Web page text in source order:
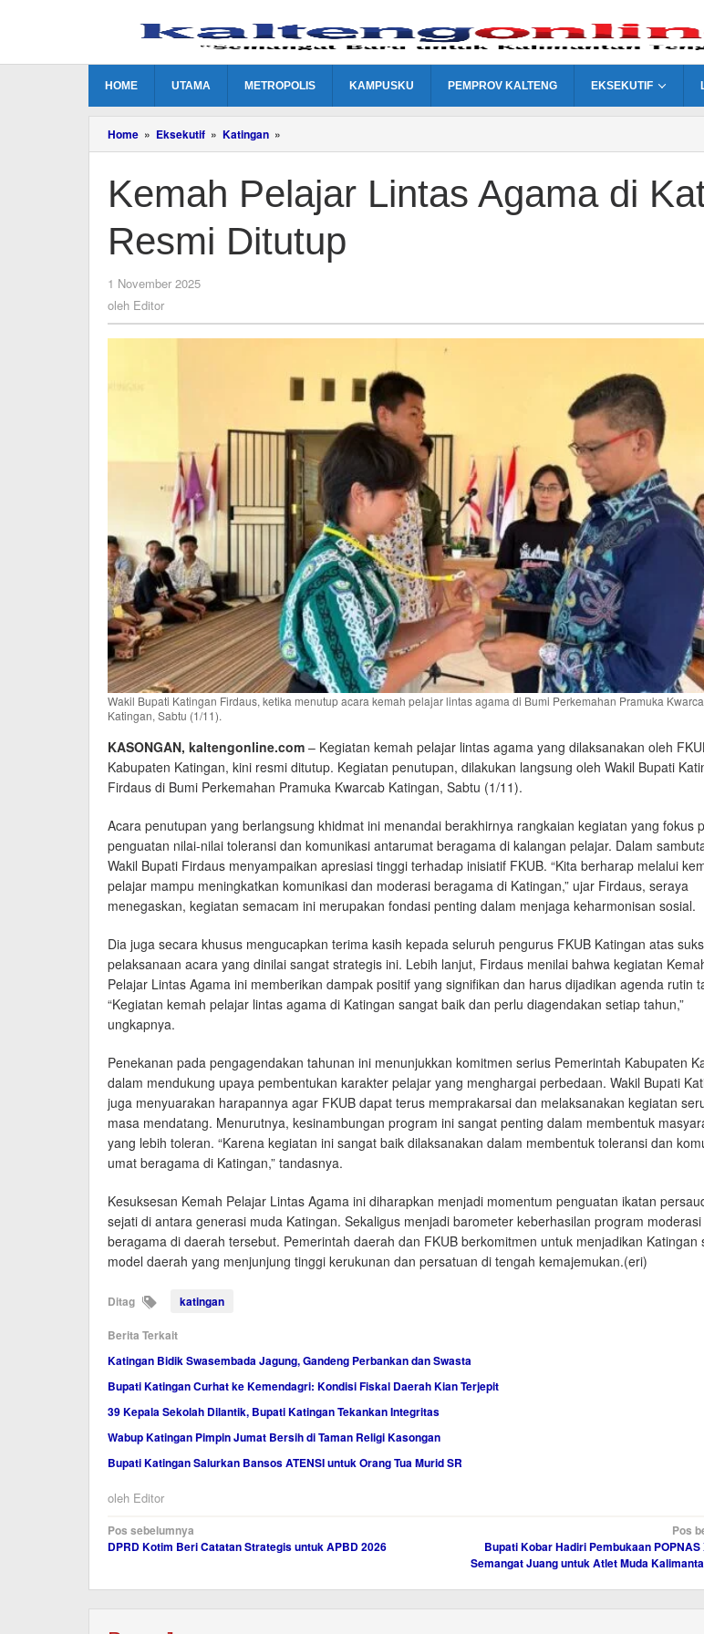
HOME UTAMA METROPOLIS KAMPUSKU PEMPROV KALTENG EKSEKUTIF
Home » Eksekutif » Katingan »
Pelajar
Agama
di
Katingan
Resmi
Ditutup
Kemah Pelajar Lintas Agama di
Resmi Ditutup
1 November 2025
oleh Editor
Wakil Bupati Katingan Firdaus, ketika menutup acara kemah pelajar lintas agama di Bumi Perkemahan Pramuka
Katingan, Sabtu (1/11).
KASONGAN, kaltengonline.com – Kegiatan kemah pelajar lintas agama yang dilaksanakan oleh
Kabupaten Katingan, kini resmi ditutup. Kegiatan penutupan, dilakukan langsung oleh Wakil Bupati
Firdaus di Bumi Perkemahan Pramuka Kwarcab Katingan, Sabtu (1/11).
Acara penutupan yang berlangsung khidmat ini menandai berakhirnya rangkaian kegiatan yang fokus
penguatan nilai-nilai toleransi dan komunikasi antarumat beragama di kalangan pelajar. Dalam
Wakil Bupati Firdaus menyampaikan apresiasi tinggi terhadap inisiatif FKUB. “Kita berharap melalui
pelajar mampu meningkatkan komunikasi dan moderasi beragama di Katingan,” ujar Firdaus, seraya
menegaskan, kegiatan semacam ini merupakan fondasi penting dalam menjaga keharmonisan sosial.
Dia juga secara khusus mengucapkan terima kasih kepada seluruh pengurus FKUB Katingan atas
pelaksanaan acara yang dinilai sangat strategis ini. Lebih lanjut, Firdaus menilai bahwa kegiatan
Pelajar Lintas Agama ini memberikan dampak positif yang signifikan dan harus dijadikan agenda rutin
“Kegiatan kemah pelajar lintas agama di Katingan sangat baik dan perlu diagendakan setiap tahun,”
ungkapnya.
Penekanan pada pengagendakan tahunan ini menunjukkan komitmen serius Pemerintah Kabupaten
dalam mendukung upaya pembentukan karakter pelajar yang menghargai perbedaan. Wakil Bupati
juga menyuarakan harapannya agar FKUB dapat terus memprakarsai dan melaksanakan kegiatan
masa mendatang. Menurutnya, kesinambungan program ini sangat penting dalam membentuk
yang lebih toleran. “Karena kegiatan ini sangat baik dilaksanakan dalam membentuk toleransi dan
umat beragama di Katingan,” tandasnya.
Kesuksesan Kemah Pelajar Lintas Agama ini diharapkan menjadi momentum penguatan ikatan
sejati di antara generasi muda Katingan. Sekaligus menjadi barometer keberhasilan program moderasi
beragama di daerah tersebut. Pemerintah daerah dan FKUB berkomitmen untuk menjadikan Katingan
model daerah yang menjunjung tinggi kerukunan dan persatuan di tengah kemajemukan.(eri)
Ditag katingan
Berita Terkait
Katingan Bidik Swasembada Jagung, Gandeng Perbankan dan Swasta
Bupati Katingan Curhat ke Kemendagri: Kondisi Fiskal Daerah Kian Terjepit
39 Kepala Sekolah Dilantik, Bupati Katingan Tekankan Integritas
Wabup Katingan Pimpin Jumat Bersih di Taman Religi Kasongan
Bupati Katingan Salurkan Bansos ATENSI untuk Orang Tua Murid SR
oleh Editor
Navigasi
pos
Pos sebelumnya
DPRD Kotim Beri Catatan Strategis untuk APBD 2026
Pos
Bupati Kobar Hadiri Pembukaan POPNAS
Semangat Juang untuk Atlet Muda